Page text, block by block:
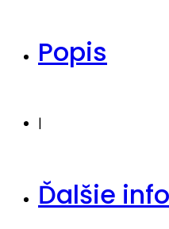
Popis
|
Ďalšie